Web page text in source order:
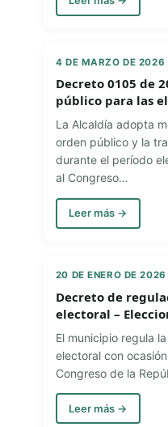
4 DE MARZO DE 2026
Decreto 0105 de
público para las
La Alcaldía adopta
orden público y la
durante el período
al Congreso…
Leer más →
20 DE ENERO DE 2026
Decreto de
electoral –
El municipio regula
electoral con
Congreso de la
Leer más →